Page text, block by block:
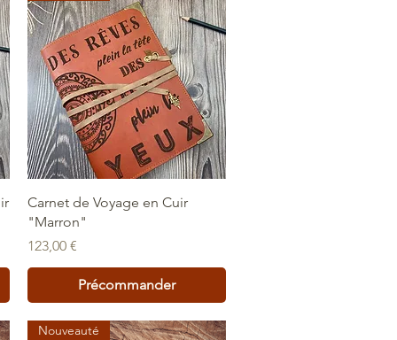
Aperçu rapide
Carnet de Voyage en Cuir
"Marron"
Prix
123,00 €
Précommander
Nouveauté